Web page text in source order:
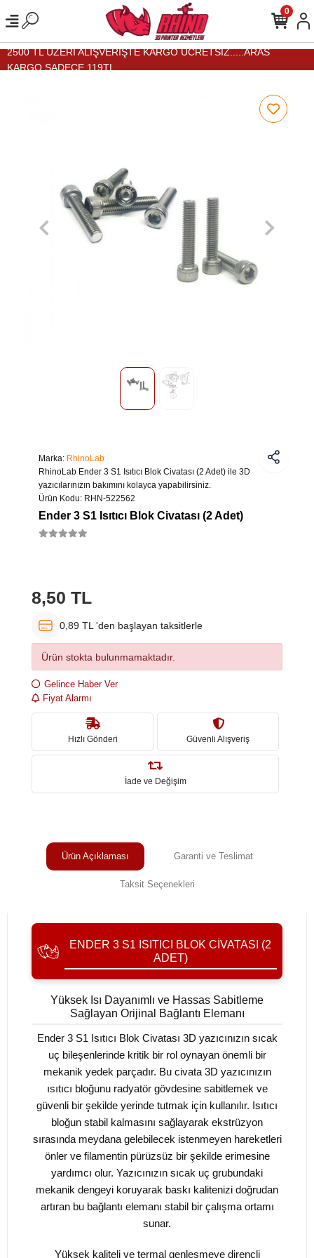
2500 TL ÜZERİ ALIŞVERİŞTE KARGO ÜCRETSİZ.....ARAS
KARGO SADECE 119TL...
0
Marka: RhinoLab
RhinoLab Ender 3 S1 Isıtıcı Blok Civatası (2 Adet) ile 3D
yazıcılarınızın bakımını kolayca yapabilirsiniz.
Ürün Kodu: RHN-522562
Ender 3 S1 Isıtıcı Blok Civatası (2 Adet)
8,50 TL
0,89 TL 'den başlayan taksitlerle
Ürün stokta bulunmamaktadır.
Gelince Haber Ver
Fiyat Alarmı
Hızlı Gönderi Güvenli Alışveriş
İade ve Değişim
Ürün Açıklaması Garanti ve Teslimat
Taksit Seçenekleri
ENDER 3 S1 ISITICI BLOK CIVATASI (2
ADET)
Yüksek Isı Dayanımlı ve Hassas Sabitleme
Sağlayan Orijinal Bağlantı Elemanı
Ender 3 S1 Isıtıcı Blok Civatası 3D yazıcınızın sıcak
uç bileşenlerinde kritik bir rol oynayan önemli bir
mekanik yedek parçadır. Bu civata 3D yazıcınızın
ısıtıcı bloğunu radyatör gövdesine sabitlemek ve
güvenli bir şekilde yerinde tutmak için kullanılır. Isıtıcı
bloğun stabil kalmasını sağlayarak ekstrüzyon
sırasında meydana gelebilecek istenmeyen hareketleri
önler ve filamentin pürüzsüz bir şekilde erimesine
yardımcı olur. Yazıcınızın sıcak uç grubundaki
mekanik dengeyi koruyarak baskı kalitenizi doğrudan
artıran bu bağlantı elemanı stabil bir çalışma ortamı
sunar.
Yüksek kaliteli ve termal genleşmeye dirençli